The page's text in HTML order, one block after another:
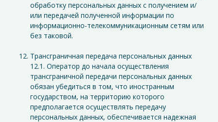
обработку персональных данных с получением и/
или передачей полученной информации по
информационно-телекоммуникационным сетям или
без таковой.
Трансграничная передача персональных данных
12.1. Оператор до начала осуществления
трансграничной передачи персональных данных
обязан убедиться в том, что иностранным
государством, на территорию которого
предполагается осуществлять передачу
персональных данных, обеспечивается надежная